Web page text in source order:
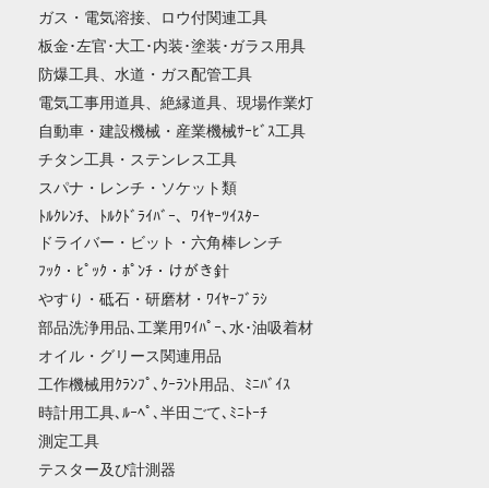
ガス・電気溶接、ロウ付関連工具
板金･左官･大工･内装･塗装･ガラス用具
防爆工具、水道・ガス配管工具
電気工事用道具、絶縁道具、現場作業灯
自動車・建設機械・産業機械ｻｰﾋﾞｽ工具
チタン工具・ステンレス工具
スパナ・レンチ・ソケット類
ﾄﾙｸﾚﾝﾁ、ﾄﾙｸﾄﾞﾗｲﾊﾞｰ、ﾜｲﾔｰﾂｲｽﾀｰ
ドライバー・ビット・六角棒レンチ
ﾌｯｸ・ﾋﾟｯｸ・ﾎﾟﾝﾁ・けがき針
やすり・砥石・研磨材・ﾜｲﾔｰﾌﾞﾗｼ
部品洗浄用品､工業用ﾜｲﾊﾟｰ､水･油吸着材
オイル・グリース関連用品
工作機械用ｸﾗﾝﾌﾟ､ｸｰﾗﾝﾄ用品、ﾐﾆﾊﾞｲｽ
時計用工具､ﾙｰﾍﾟ､半田ごて､ﾐﾆﾄｰﾁ
測定工具
テスター及び計測器